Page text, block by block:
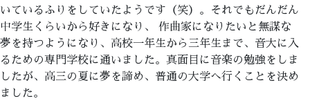
いているふりをしていたようです（笑）。それでもだんだん
中学生くらいから好きになり、 作曲家になりたいと無謀な
夢を持つようになり、高校一年生から三年生まで、音大に入
るための専門学校に通いました。真面目に音楽の勉強をしま
したが、高三の夏に夢を諦め、普通の大学へ行くことを決め
ました。